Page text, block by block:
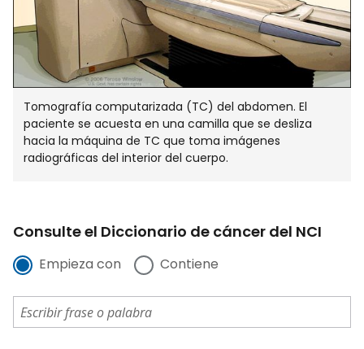
Tomografía computarizada (TC) del abdomen. El
paciente se acuesta en una camilla que se desliza
hacia la máquina de TC que toma imágenes
radiográficas del interior del cuerpo.
Consulte el Diccionario de cáncer del NCI
Empieza con Contiene